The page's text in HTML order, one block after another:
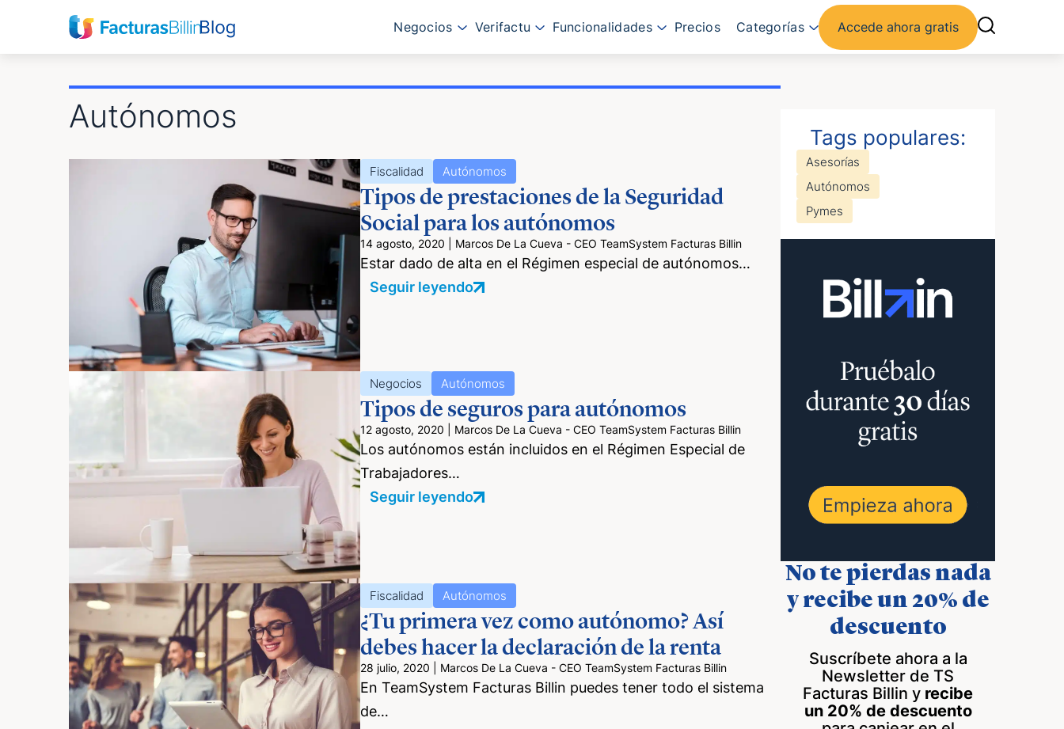
Negocios Verifactu Funcionalidades Precios Categorías Accede ahora gratis
Autónomos
Fiscalidad Autónomos
Tipos de prestaciones de la Seguridad
Social para los autónomos
14 agosto, 2020 Marcos De La Cueva - CEO TeamSystem Facturas Billin
Estar dado de alta en el Régimen especial de autónomos…
Seguir leyendo
Negocios Autónomos
Tipos de seguros para autónomos
12 agosto, 2020 Marcos De La Cueva - CEO TeamSystem Facturas Billin
Los autónomos están incluidos en el Régimen Especial de
Trabajadores…
Seguir leyendo
Fiscalidad Autónomos
¿Tu primera vez como autónomo? Así
debes hacer la declaración de la renta
28 julio, 2020 Marcos De La Cueva - CEO TeamSystem Facturas Billin
En TeamSystem Facturas Billin puedes tener todo el sistema
de…
Tags populares:
Asesorías
Autónomos
Pymes
No te pierdas nada
y recibe un 20% de
descuento
Suscríbete ahora a la
Newsletter de TS
Facturas Billin y recibe
un 20% de descuento